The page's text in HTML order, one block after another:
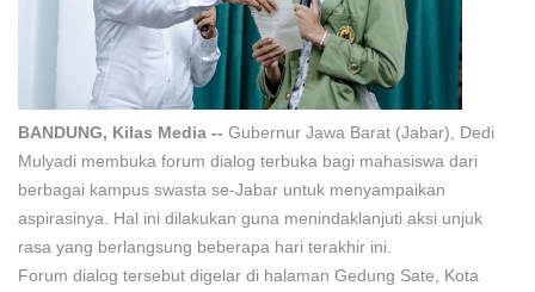
BANDUNG, Kilas Media -- Gubernur Jawa Barat (Jabar), Dedi
Mulyadi membuka forum dialog terbuka bagi mahasiswa dari
berbagai kampus swasta se-Jabar untuk menyampaikan
aspirasinya. Hal ini dilakukan guna menindaklanjuti aksi unjuk
rasa yang berlangsung beberapa hari terakhir ini.
Forum dialog tersebut digelar di halaman Gedung Sate, Kota